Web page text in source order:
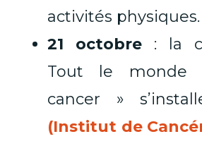
activités physiques.
21 octobre: la
Tout le monde
cancer »
(Institut de